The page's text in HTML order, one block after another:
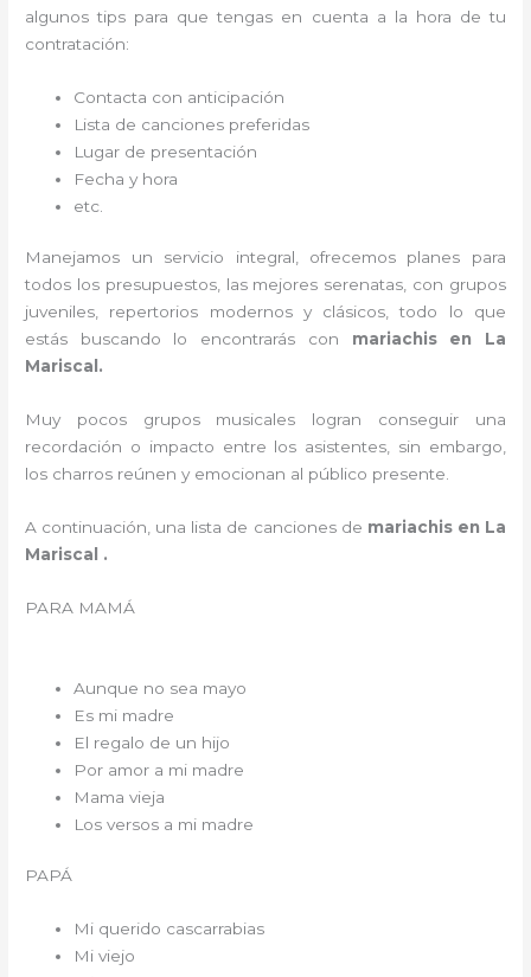
algunos tips para que tengas en cuenta a la hora de tu
contratación:
Contacta con anticipación
Lista de canciones preferidas
Lugar de presentación
Fecha y hora
etc.
Manejamos un servicio integral, ofrecemos planes para
todos los presupuestos, las mejores serenatas, con grupos
juveniles, repertorios modernos y clásicos, todo lo que
estás buscando lo encontrarás con mariachis en La
Mariscal.
Muy pocos grupos musicales logran conseguir una
recordación o impacto entre los asistentes, sin embargo,
los charros reúnen y emocionan al público presente.
A continuación, una lista de canciones de mariachis en La
Mariscal .
PARA MAMÁ
Aunque no sea mayo
Es mi madre
El regalo de un hijo
Por amor a mi madre
Mama vieja
Los versos a mi madre
PAPÁ
Mi querido cascarrabias
Mi viejo